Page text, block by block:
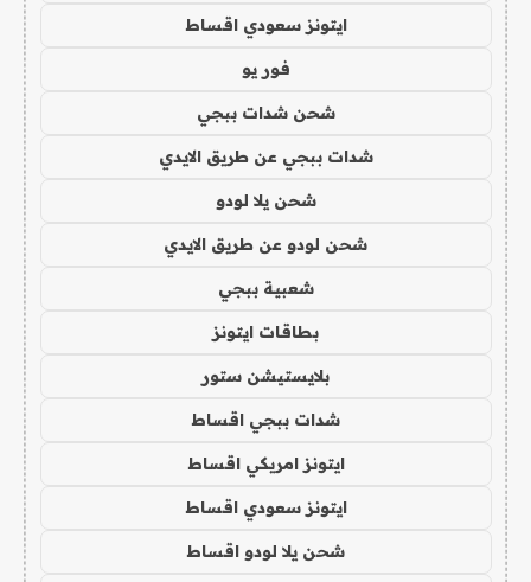
ايتونز سعودي اقساط
فور يو
شحن شدات ببجي
شدات ببجي عن طريق الايدي
شحن يلا لودو
شحن لودو عن طريق الايدي
شعبية ببجي
بطاقات ايتونز
بلايستيشن ستور
شدات ببجي اقساط
ايتونز امريكي اقساط
ايتونز سعودي اقساط
شحن يلا لودو اقساط